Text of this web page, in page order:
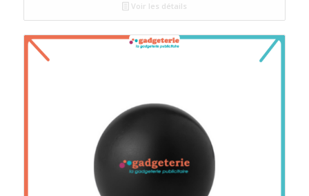
Voir les détails